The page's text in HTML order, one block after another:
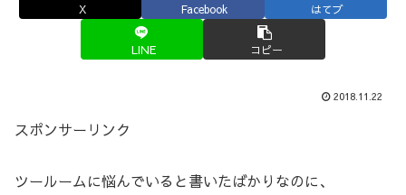
X Facebook はてブ
LINE コピー
2018.11.22
スポンサーリンク
ツールームに悩んでいると書いたばかりなのに、